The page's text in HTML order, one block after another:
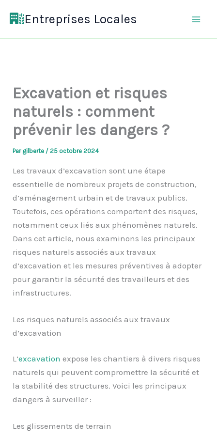
Entreprises Locales
Excavation et risques
naturels : comment
prévenir les dangers ?
Par gilberte /25 octobre 2024
Les travaux d’excavation sont une étape
essentielle de nombreux projets de construction,
d’aménagement urbain et de travaux publics.
Toutefois, ces opérations comportent des risques,
notamment ceux liés aux phénomènes naturels.
Dans cet article, nous examinons les principaux
risques naturels associés aux travaux
d’excavation et les mesures préventives à adopter
pour garantir la sécurité des travailleurs et des
infrastructures.
Les risques naturels associés aux travaux
d’excavation
L’excavation expose les chantiers à divers risques
naturels qui peuvent compromettre la sécurité et
la stabilité des structures. Voici les principaux
dangers à surveiller :
Les glissements de terrain